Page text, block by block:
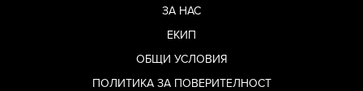
ЗА НАС
ЕКИП
ОБЩИ УСЛОВИЯ
ПОЛИТИКА ЗА ПОВЕРИТЕЛНОСТ